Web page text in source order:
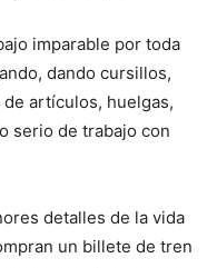
imparable por toda
dando cursillos,
artículos, huelgas,
serio de trabajo con
detalles de la vida
un billete de tren